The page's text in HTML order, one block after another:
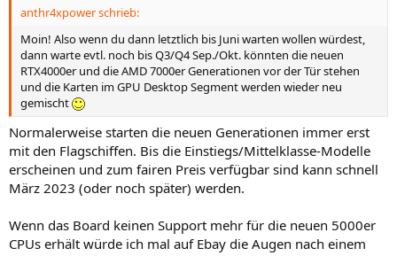
anthr4xpower schrieb:
Moin! Also wenn du dann letztlich bis Juni warten wollen würdest,
dann warte evtl. noch bis Q3/Q4 Sep./Okt. könnten die neuen
RTX4000er und die AMD 7000er Generationen vor der Tür stehen
und die Karten im GPU Desktop Segment werden wieder neu
gemischt
Normalerweise starten die neuen Generationen immer erst
mit den Flagschiffen. Bis die Einstiegs/Mittelklasse-Modelle
erscheinen und zum fairen Preis verfügbar sind kann schnell
März 2023 (oder noch später) werden.
Wenn das Board keinen Support mehr für die neuen 5000er
CPUs erhält würde ich mal auf Ebay die Augen nach einem